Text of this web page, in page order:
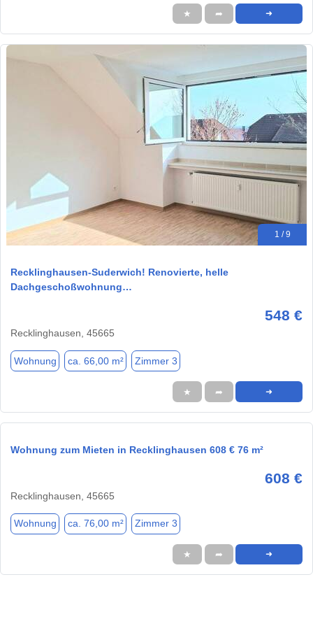
★ ➦ ➜
1 / 9
Recklinghausen-Suderwich! Renovierte, helle
Dachgeschoßwohnung…
548 €
Recklinghausen, 45665
Wohnung ca. 66,00 m² Zimmer 3
★ ➦ ➜
Wohnung zum Mieten in Recklinghausen 608 € 76 m²
608 €
Recklinghausen, 45665
Wohnung ca. 76,00 m² Zimmer 3
★ ➦ ➜